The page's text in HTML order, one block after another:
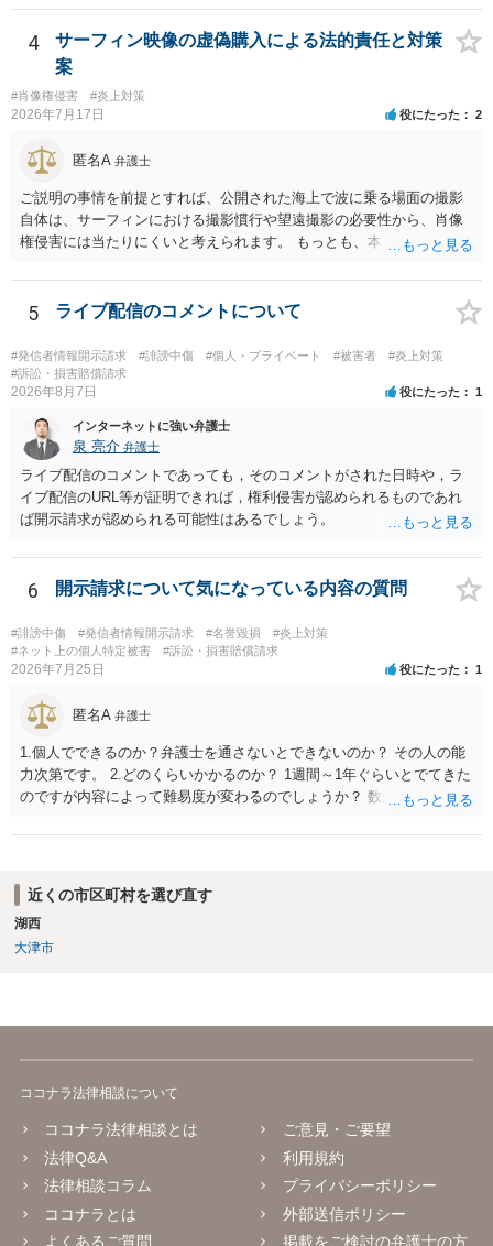
も、SNSへの公開は私的使用には当たりません。 ② 出典を記載するだ
けでは、適法な引用にはなりません。自分の説明や批評が主で、図が
その説明に必要な従たる資料であること、引用部分が明確に区別さ
れ、必要な範囲に限られていることなどが必要です。勉強ノートの教
材として図そのものを中心的に掲載する場合、引用と認められにくい
でしょう。 文章についても、単に所々表現を変えただけで適法になる
とは限りません。医学上の事実を理解したうえで、ご自身の表現と構
成でまとめる必要があります。 安全にSNSで公開するには、教科書の
図をトレース・模写した部分は掲載せず、人体の構造という事実を基
に、自分で構図や表現を工夫して作図する方法が考えられます。ま
た、改変・SNS掲載が認められたオープンライセンス素材を、利用条
件に従って使う方法もあります。トレースした図を残したい場合は、
自分だけの学習用にとどめるのが安全です。
4
サーフィン映像の虚偽購入による法的責任と対策
案
#肖像権侵害 #炎上対策
2026年7月17日 役にたった 2
匿名A 弁護士
ご説明の事情を前提とすれば、公開された海上で波に乗る場面の撮影
自体は、サーフィンにおける撮影慣行や望遠撮影の必要性から、肖像
権侵害には当たりにくいと考えられます。 もっとも、本人の同意前に
です。低解像度化や透かしだけでは十分とは限らず、事前同意を取得
する、第三者が識別できない程度に加工する、又は本人のアカウント
内だけで表示する方法を検討すべきです。 なりすまし購入・転売が行
われた場合、御社の責任が当然に生じるわけではありません。しか
し、自己申告だけで購入でき、自社が照合不一致を検出しても販売を
止めていない現行の運用では、予測可能な不正への対策を怠ったとし
て、撮影された本人に対する損害賠償責任が認められる可能性があり
ます。 検討中の対策は、いずれも過剰ではなく、必要な方向性です。
ただし、それだけで十分とはいえません。ゲスト購入の廃止は購入者
の追跡には役立ちますが、その人が被写体本人であることまでは確認
できません。照合不一致時の販売保留・手動レビューは特に重要で
す。セッションの遡及作成は、検知するだけでなく、原則として販売
ものではありません。 したがって、これらに加えて、被写体との照合
の保存期間などを整備する必要があります。実際の画面、照合ロジッ
ク、利用規約、フィルマーとの契約を弁護士に提示し、サービス全体
のリーガルチェックを受けるのがよいでしょう。
5 ライブ配信のコメントについて
#発信者情報開示請求 #誹謗中傷 #個人・プライベート #被害者
#炎上対策
#訴訟・損害賠償請求
2026年8月7日 役にたった 1
インターネットに強い弁護士
泉 亮介 弁護士
ライブ配信のコメントであっても，そのコメントがされた日時や，ラ
イブ配信のURL等が証明できれば，権利侵害が認められるものであれ
ば開示請求が認められる可能性はあるでしょう。
6 開示請求について気になっている内容の質問
#誹謗中傷 #発信者情報開示請求 #名誉毀損
#炎上対策
#ネット上の個人特定被害
#訴訟・損害賠償請求
2026年7月25日 役にたった 1
匿名A 弁護士
1.個人でできるのか？弁護士を通さないとできないのか？ その人の能
力次第です。 2.どのくらいかかるのか？ 1週間～1年ぐらいとでてきた
のですが内容によって難易度が変わるのでしょうか？ 数か月の印象が
中傷していないアカウントを開示請求してしまった場合はどうなるの
近くの市区町村を選び直す
湖西
大津市
ココナラ法律相談について
ココナラ法律相談とは
法律Q&A
法律相談コラム
ココナラとは
よくあるご質問
ご意見・ご要望
利用規約
プライバシーポリシー
外部送信ポリシー
掲載をご検討の弁護士の方